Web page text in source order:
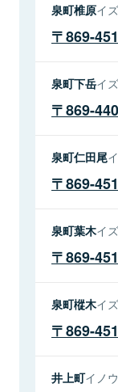
泉町椎原イ
869-
泉町下岳イ
869-
泉町仁田尾
869-
泉町葉木イ
869-
泉町樅木イ
869-
井上町イノ